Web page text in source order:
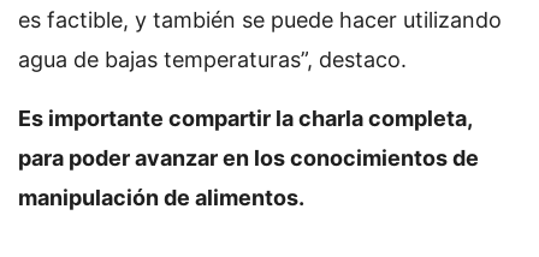
es factible, y también se puede hacer utilizando
agua de bajas temperaturas”, destaco.
Es importante compartir la charla completa,
para poder avanzar en los conocimientos de
manipulación de alimentos.